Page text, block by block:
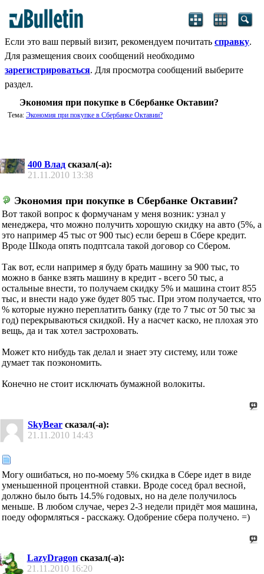
Если это ваш первый визит, рекомендуем почитать справку.
Для размещения своих сообщений необходимо
зарегистрироваться. Для просмотра сообщений выберите
раздел.
Экономия при покупке в Сбербанке Октавии?
Тема: Экономия при покупке в Сбербанке Октавии?
400 Влад сказал(-а):
21.11.2010 13:38
Экономия при покупке в Сбербанке Октавии?
Вот такой вопрос к формучанам у меня возник: узнал у
менеджера, что можно получить хорошую скидку на авто (5%, а
это например 45 тыс от 900 тыс) если береш в Сбере кредит.
Вроде Шкода опять подптсала такой договор со Сбером.
Так вот, если например я буду брать машину за 900 тыс, то
можно в банке взять машину в кредит - всего 50 тыс, а
остальные внести, то получаем скидку 5% и машина стоит 855
тыс, и внести надо уже будет 805 тыс. При этом получается, что
% которые нужно переплатить банку (где то 7 тыс от 50 тыс за
год) перекрываються скидкой. Ну а насчет каско, не плохая это
вещь, да и так хотел застроховать.
Может кто нибудь так делал и знает эту систему, или тоже
думает так поэкономить.
Конечно не стоит исключать бумажной волокиты.
SkyBear сказал(-а):
21.11.2010 14:43
Могу ошибаться, но по-моему 5% скидка в Сбере идет в виде
уменьшенной процентной ставки. Вроде сосед брал весной,
должно было быть 14.5% годовых, но на деле получилось
меньше. В любом случае, через 2-3 недели придёт моя машина,
поеду оформляться - расскажу. Одобрение сбера получено. =)
LazyDragon сказал(-а):
21.11.2010 16:20